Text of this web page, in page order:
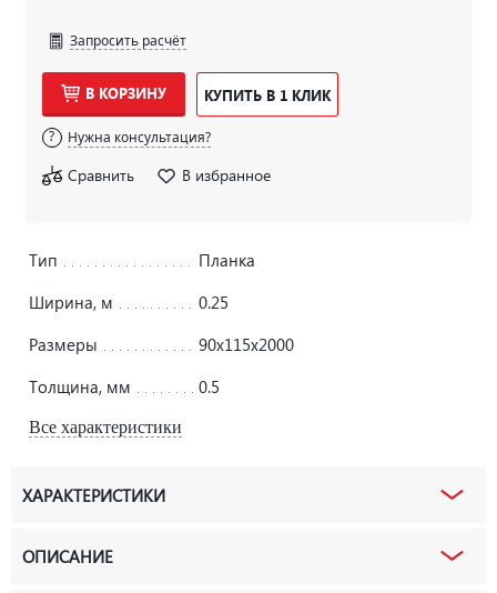
Запросить расчёт
В КОРЗИНУ КУПИТЬ В 1 КЛИК
Нужна консультация?
Сравнить В избранное
Тип
Планка
Ширина, м
0.25
Размеры
90х115х2000
Толщина, мм
0.5
Все характеристики
ХАРАКТЕРИСТИКИ
ОПИСАНИЕ